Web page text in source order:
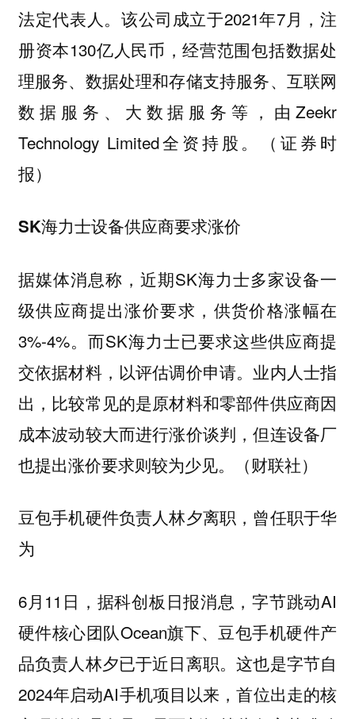
法定代表人。该公司成立于2021年7月，注
册资本130亿人民币，经营范围包括数据处
理服务、数据处理和存储支持服务、互联网
数据服务、大数据服务等，由Zeekr
Technology Limited全资持股。（证券时
报）
SK海力士设备供应商要求涨价
据媒体消息称，近期SK海力士多家设备一
级供应商提出涨价要求，供货价格涨幅在
3%-4%。而SK海力士已要求这些供应商提
交依据材料，以评估调价申请。业内人士指
出，比较常见的是原材料和零部件供应商因
成本波动较大而进行涨价谈判，但连设备厂
也提出涨价要求则较为少见。（财联社）
豆包手机硬件负责人林夕离职，曾任职于华
为
6月11日，据科创板日报消息，字节跳动AI
硬件核心团队Ocean旗下、豆包手机硬件产
品负责人林夕已于近日离职。这也是字节自
2024年启动AI手机项目以来，首位出走的核